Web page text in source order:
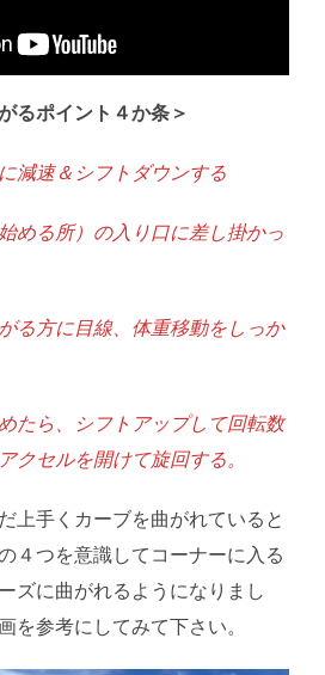
るポイント４か条＞
減速＆シフトダウンする
める所）の入り口に差し掛かっ
る方に目線、体重移動をしっか
たら、シフトアップして回転数
クセルを開けて旋回する。
上手くカーブを曲がれていると
４つを意識してコーナーに入る
ズに曲がれるようになりまし
を参考にしてみて下さい。